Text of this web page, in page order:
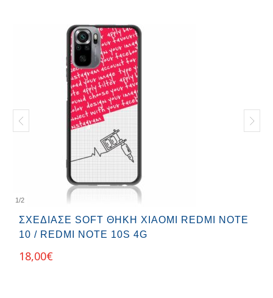
1/2
ΣΧΕΔΊΑΣΕ SOFT ΘΉΚΗ XIAOMI REDMI NOTE
10 / REDMI NOTE 10S 4G
18,00€